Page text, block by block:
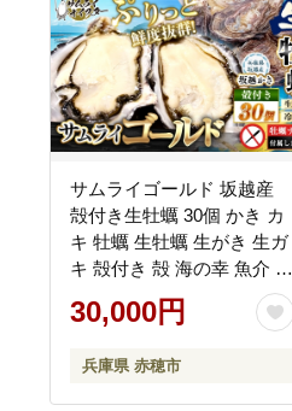
サムライゴールド 坂越産
殻付き生牡蠣 30個 かき カ
キ 牡蠣 生牡蠣 生がき 生ガ
キ 殻付き 殻 海の幸 魚介 貝
国産 兵庫県産
30,000円
兵庫県 赤穂市